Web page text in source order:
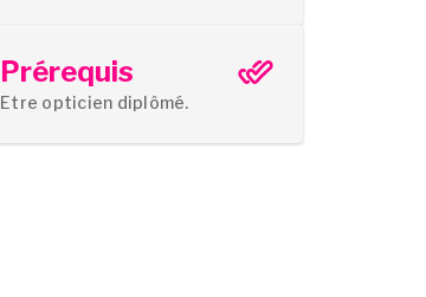
Prérequis
Etre opticien diplômé.